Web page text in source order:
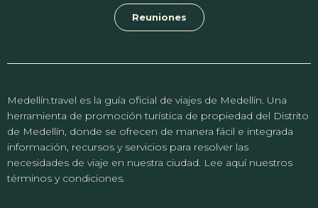
Reuniones
Medellín.travel es la guía oficial de viajes de Medellín. Una
herramienta de promoción turística de propiedad del Distrito
de Medellín, donde se ofrecen de manera fácil e integrada
información, recursos y servicios para resolver las
necesidades de viaje en nuestra ciudad. Lee aquí nuestros
términos y condiciones.